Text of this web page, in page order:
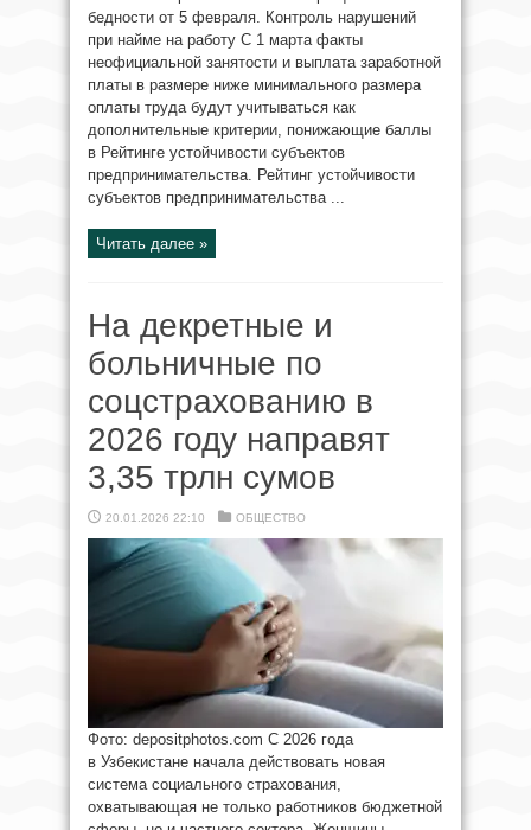
бедности от 5 февраля. Контроль нарушений
при найме на работу С 1 марта факты
неофициальной занятости и выплата заработной
платы в размере ниже минимального размера
оплаты труда будут учитываться как
дополнительные критерии, понижающие баллы
в Рейтинге устойчивости субъектов
предпринимательства. Рейтинг устойчивости
субъектов предпринимательства ...
Читать далее »
На декретные и
больничные по
соцстрахованию в
2026 году направят
3,35 трлн сумов
20.01.2026 22:10 ОБЩЕСТВО
Фото: depositphotos.com С 2026 года
в Узбекистане начала действовать новая
система социального страхования,
охватывающая не только работников бюджетной